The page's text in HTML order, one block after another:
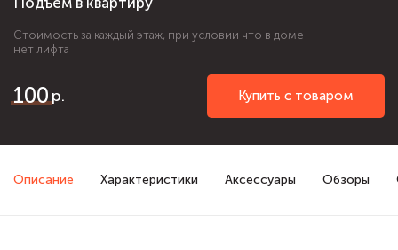
Стоимость за каждый этаж, при условии что в доме
нет лифта
100 Купить с товаром
Описание Характеристики Аксессуары Обзоры